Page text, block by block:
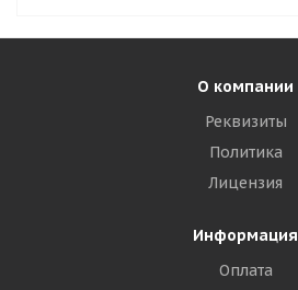
О компании
Реквизиты
Политика
Лицензия
Информация
Оплата